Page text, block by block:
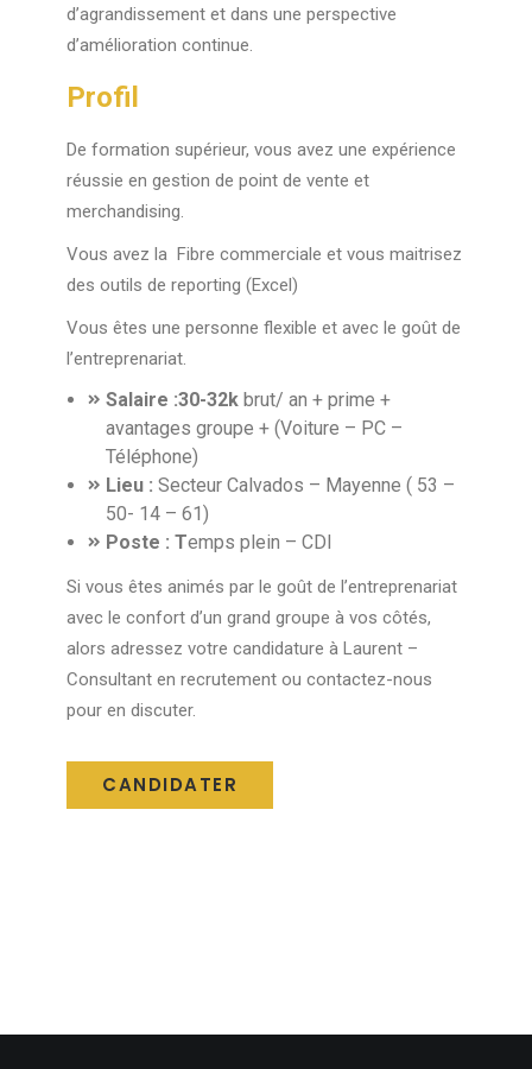
d’agrandissement et dans une perspective
d’amélioration continue.
Profil
De formation supérieur, vous avez une expérience
réussie en gestion de point de vente et
merchandising.
Vous avez la Fibre commerciale et vous maitrisez
des outils de reporting (Excel)
Vous êtes une personne flexible et avec le goût de
l’entreprenariat.
Salaire :30-32k brut/ an + prime +
avantages groupe + (Voiture – PC –
Téléphone)
Lieu : Secteur Calvados – Mayenne ( 53 –
50- 14 – 61)
Poste : Temps plein – CDI
Si vous êtes animés par le goût de l’entreprenariat
avec le confort d’un grand groupe à vos côtés,
alors adressez votre candidature à Laurent –
Consultant en recrutement ou contactez-nous
pour en discuter.
CANDIDATER